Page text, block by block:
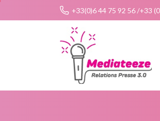
+33(0)6 44 75 92 56 /+33